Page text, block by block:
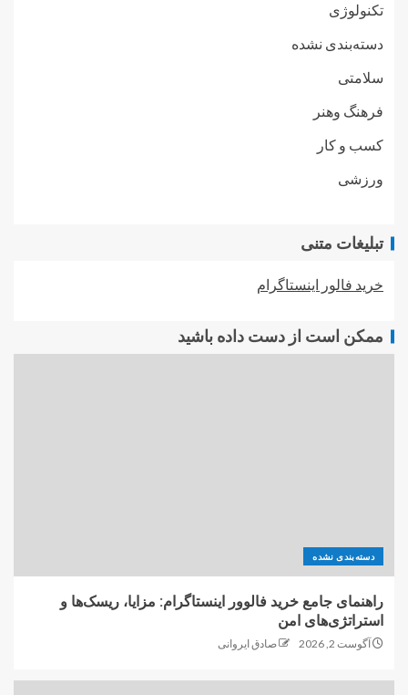
تکنولوژی
دسته‌بندی نشده
سلامتی
فرهنگ وهنر
کسب و کار
ورزشی
تبلیغات متنی
خرید فالور اینستاگرام
ممکن است از دست داده باشید
دسته‌بندی نشده
راهنمای جامع خرید فالوور اینستاگرام: مزایا، ریسک‌ها و
استراتژی‌های امن
آگوست 2, 2026 صادق ایروانی